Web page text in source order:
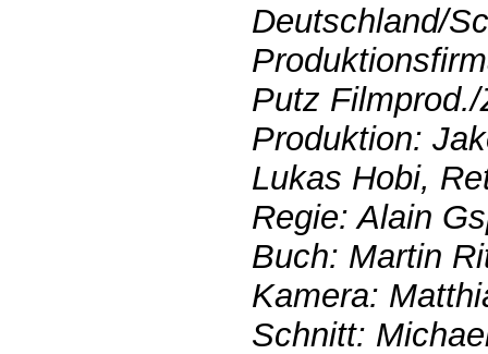
Deutschland/
Putz
Produktion:
Lukas Hobi,
Regie: Alain
Buch: Martin
Kamera:
Schnitt: